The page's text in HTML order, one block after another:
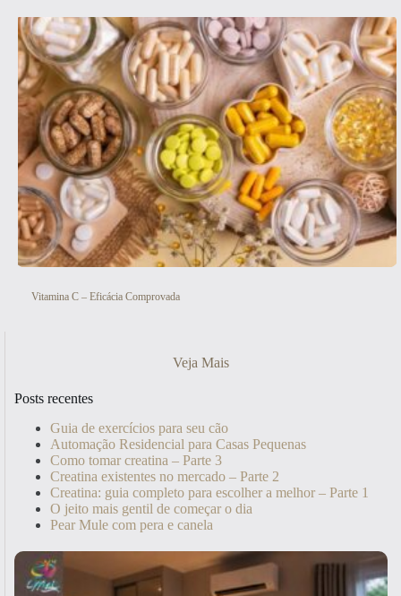
Vitamina C – Eficácia Comprovada
Veja Mais
Posts recentes
Guia de exercícios para seu cão
Automação Residencial para Casas Pequenas
Como tomar creatina – Parte 3
Creatina existentes no mercado – Parte 2
Creatina: guia completo para escolher a melhor – Parte 1
O jeito mais gentil de começar o dia
Pear Mule com pera e canela